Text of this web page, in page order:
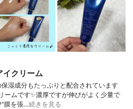
クリーム
湿成分もたっぷりと配合されています
ームです✨濃厚ですが伸びがよく少量で
膜を張…続きを見る